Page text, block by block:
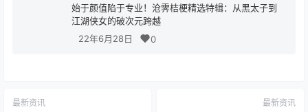
始于颜值陷于专业！沧霁桔梗精选特辑：从黑太子到
江湖侠女的破次元跨越
22年6月28日
0
最新资讯 最新资讯